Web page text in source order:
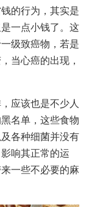
的行为，其实是
一点小钱了。这
级致癌物，若是
当心癌的出现，
应该也是不少人
名单，这些食物
各种细菌并没有
响其正常的运
一些不必要的麻